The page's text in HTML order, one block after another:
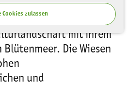
Cookies zulassen
jetzt im April
mit ihrem
Die Wiesen
und